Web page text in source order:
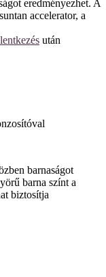
eredményezhet. A
accelerator, a
után
barnaságot
barna színt a
biztosítja